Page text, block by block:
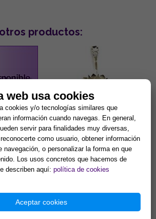
productos:
DORADO
LILA
COLGANTE ACERO 3º CHAKRA
MANIPURA PLEXO SOLAR.
(PARA DONUT)
Manipura, chakra del ombligo,
chakra del plexo solar: Se
encuentra en la parte superior
web usa cookies
cookies y/o tecnologías similares que
información cuando navegas. En general,
servir para finalidades muy diversas,
como usuario, obtener información
navegación, o personalizar la forma en que
Los usos concretos que hacemos de
describen aquí: política de cookies
Aceptar cookies